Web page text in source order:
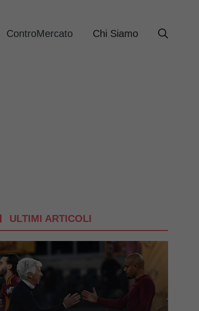
ControMercato Chi Siamo
ULTIMI ARTICOLI